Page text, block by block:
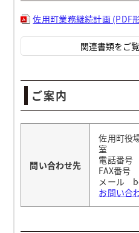
佐用町業務継続計画 (PDF
関連書類をご
ご案内
問い合わせ先
佐用町
室
電話番
FAX番号
メール
お問い合